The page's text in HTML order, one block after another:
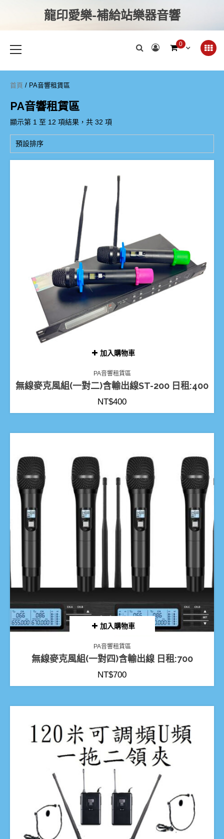
龍印愛樂-補給站樂器音響
0
首頁 / PA音響租賃區
PA音響租賃區
顯示第 1 至 12 項結果，共 32 項
加入購物車
PA音響租賃區
無線麥克風組(一對二)含輸出線ST-200 日租:400
NT$400
加入購物車
PA音響租賃區
無線麥克風組(一對四)含輸出線 日租:700
NT$700